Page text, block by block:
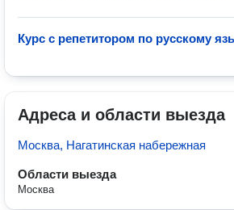
Курс с репетитором по русскому
Адреса и области выезда
Москва, Нагатинская набережная
Области выезда
Москва